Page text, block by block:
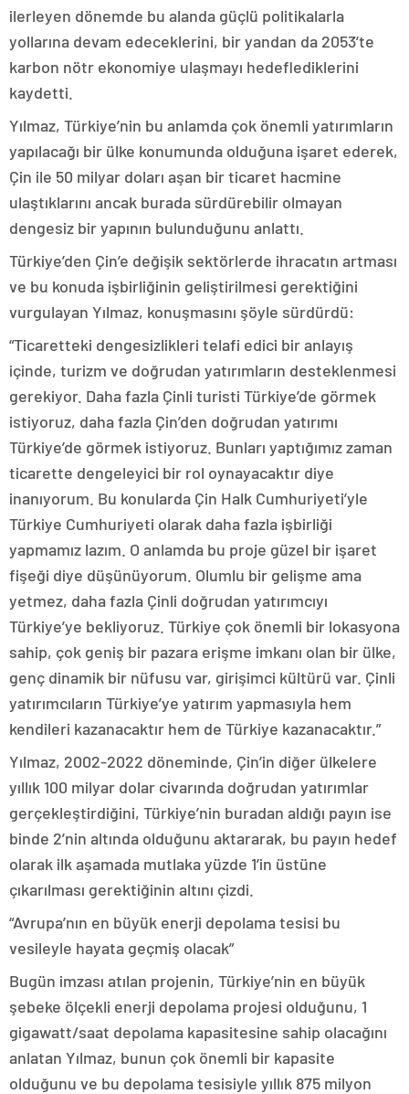
ilerleyen dönemde bu alanda güçlü politikalarla
yollarına devam edeceklerini, bir yandan da 2053’te
karbon nötr ekonomiye ulaşmayı hedeflediklerini
kaydetti.
Yılmaz, Türkiye’nin bu anlamda çok önemli yatırımların
yapılacağı bir ülke konumunda olduğuna işaret ederek,
Çin ile 50 milyar doları aşan bir ticaret hacmine
ulaştıklarını ancak burada sürdürebilir olmayan
dengesiz bir yapının bulunduğunu anlattı.
Türkiye’den Çin’e değişik sektörlerde ihracatın artması
ve bu konuda işbirliğinin geliştirilmesi gerektiğini
vurgulayan Yılmaz, konuşmasını şöyle sürdürdü:
“Ticaretteki dengesizlikleri telafi edici bir anlayış
içinde, turizm ve doğrudan yatırımların desteklenmesi
gerekiyor. Daha fazla Çinli turisti Türkiye’de görmek
istiyoruz, daha fazla Çin’den doğrudan yatırımı
Türkiye’de görmek istiyoruz. Bunları yaptığımız zaman
ticarette dengeleyici bir rol oynayacaktır diye
inanıyorum. Bu konularda Çin Halk Cumhuriyeti’yle
Türkiye Cumhuriyeti olarak daha fazla işbirliği
yapmamız lazım. O anlamda bu proje güzel bir işaret
fişeği diye düşünüyorum. Olumlu bir gelişme ama
yetmez, daha fazla Çinli doğrudan yatırımcıyı
Türkiye’ye bekliyoruz. Türkiye çok önemli bir lokasyona
sahip, çok geniş bir pazara erişme imkanı olan bir ülke,
genç dinamik bir nüfusu var, girişimci kültürü var. Çinli
yatırımcıların Türkiye’ye yatırım yapmasıyla hem
kendileri kazanacaktır hem de Türkiye kazanacaktır.”
Yılmaz, 2002-2022 döneminde, Çin’in diğer ülkelere
yıllık 100 milyar dolar civarında doğrudan yatırımlar
gerçekleştirdiğini, Türkiye’nin buradan aldığı payın ise
binde 2’nin altında olduğunu aktararak, bu payın hedef
olarak ilk aşamada mutlaka yüzde 1’in üstüne
çıkarılması gerektiğinin altını çizdi.
“Avrupa’nın en büyük enerji depolama tesisi bu
vesileyle hayata geçmiş olacak”
Bugün imzası atılan projenin, Türkiye’nin en büyük
şebeke ölçekli enerji depolama projesi olduğunu, 1
gigawatt/saat depolama kapasitesine sahip olacağını
anlatan Yılmaz, bunun çok önemli bir kapasite
olduğunu ve bu depolama tesisiyle yıllık 875 milyon